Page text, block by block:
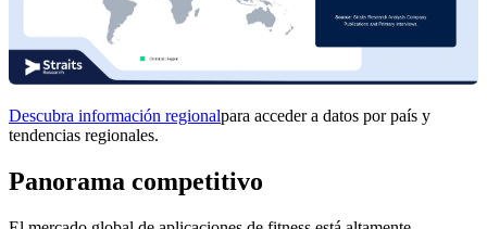
Descubra información regionalpara acceder a datos por país y
tendencias regionales.
Panorama competitivo